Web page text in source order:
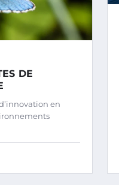
DE
en